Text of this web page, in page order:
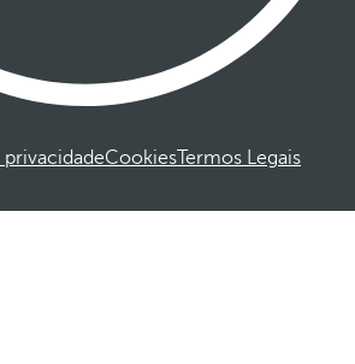
CookiesTermos Legais